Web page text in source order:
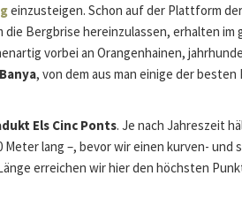
einzusteigen. Schon auf der Plattform
Bergbrise hereinzulassen, erhalten im
vorbei an Orangenhainen,
, von dem aus man einige der
Els Cinc Ponts. Je nach Jahreszeit
Meter lang –, bevor wir einen kurven-
erreichen wir hier den höchsten